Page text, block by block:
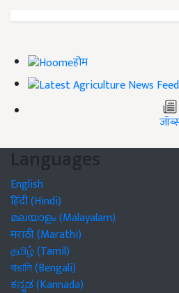
होम
Languages
English
हिंदी (Hindi)
മലയാളം (Malayalam)
मराठी (Marathi)
தமிழ் (Tamil)
বাঙালি (Bengali)
ಕನ್ನಡ (Kannada)